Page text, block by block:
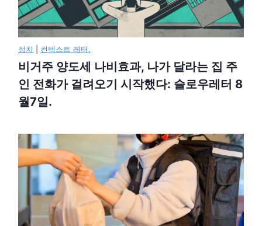
정치 컨텍스트 레터.
비거주 양도세 나비효과, 나가 달라는 집 주
인 전화가 걸려오기 시작했다: 슬로우레터 8
월7일.